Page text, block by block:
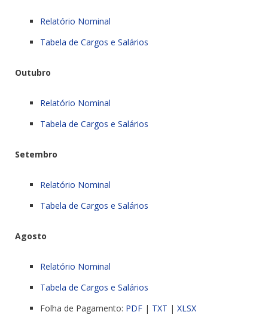
Relatório Nominal
Tabela de Cargos e Salários
Outubro
Relatório Nominal
Tabela de Cargos e Salários
Setembro
Relatório Nominal
Tabela de Cargos e Salários
Agosto
Relatório Nominal
Tabela de Cargos e Salários
Folha de Pagamento: PDF | TXT | XLSX